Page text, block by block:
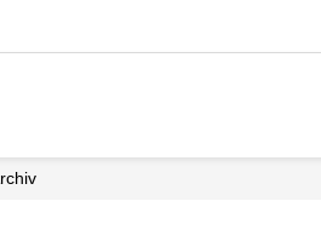
Archiv